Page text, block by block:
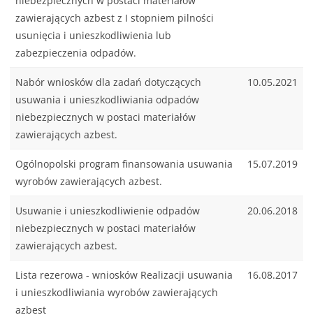
zawierających azbest z I stopniem pilności
usunięcia i unieszkodliwienia lub
zabezpieczenia odpadów.
Nabór wniosków dla zadań dotyczących
usuwania i unieszkodliwiania odpadów
niebezpiecznych w postaci materiałów
zawierających azbest.
10.05.2021
Ogólnopolski program finansowania usuwania
wyrobów zawierających azbest.
15.07.2019
Usuwanie i unieszkodliwienie odpadów
niebezpiecznych w postaci materiałów
zawierających azbest.
20.06.2018
Lista rezerowa - wniosków Realizacji usuwania
i unieszkodliwiania wyrobów zawierających
azbest
16.08.2017